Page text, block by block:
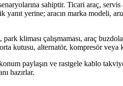
sahiptir. Ticari araç, servis
yanıt yerine; aracın marka modeli,
kliması çalışmaması, araç
kutusu, alternatör, kompresör
paylaşın ve rastgele kablo
hazırlar.